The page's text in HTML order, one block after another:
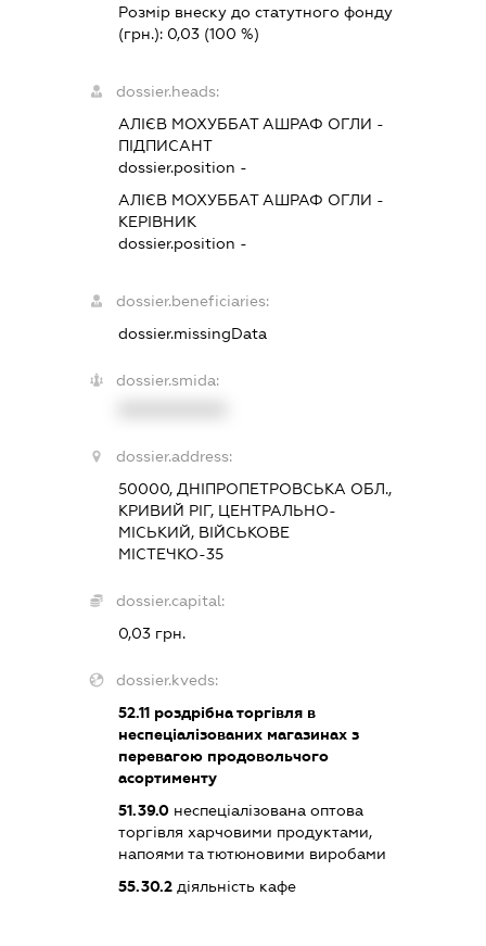
Розмір внеску до статутного фонду
(грн.): 0,03(100 %)
dossier.heads:
АЛІЄВ МОХУББАТ АШРАФ ОГЛИ -
ПІДПИСАНТ
dossier.position -
АЛІЄВ МОХУББАТ АШРАФ ОГЛИ -
КЕРІВНИК
dossier.position -
dossier.beneficiaries:
dossier.missingData
dossier.smida:
dossier.address:
50000, ДНІПРОПЕТРОВСЬКА ОБЛ.,
КРИВИЙ РІГ, ЦЕНТРАЛЬНО-
МІСЬКИЙ, ВІЙСЬКОВЕ
МІСТЕЧКО-35
dossier.capital:
0,03 грн.
dossier.kveds:
52.11роздрібна торгівля в
неспеціалізованих магазинах з
перевагою продовольчого
асортименту
51.39.0неспеціалізована оптова
торгівля харчовими продуктами,
напоями та тютюновими виробами
55.30.2діяльність кафе